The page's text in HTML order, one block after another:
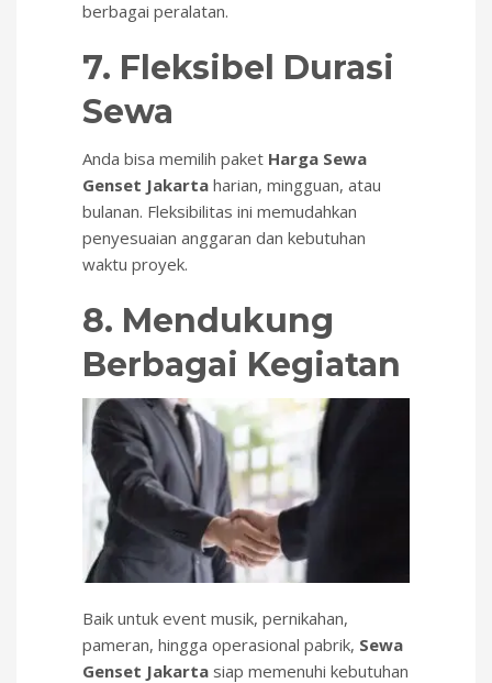
berbagai peralatan.
7. Fleksibel Durasi
Sewa
Anda bisa memilih paket Harga Sewa
Genset Jakarta harian, mingguan, atau
bulanan. Fleksibilitas ini memudahkan
penyesuaian anggaran dan kebutuhan
waktu proyek.
8. Mendukung
Berbagai Kegiatan
Baik untuk event musik, pernikahan,
pameran, hingga operasional pabrik, Sewa
Genset Jakarta siap memenuhi kebutuhan